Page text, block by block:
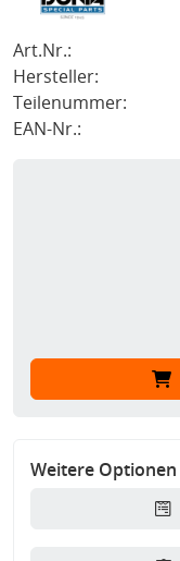
Art.Nr.:
Hersteller:
Teilenummer:
EAN-Nr.:
Weitere Optionen